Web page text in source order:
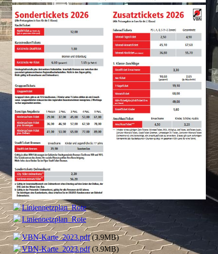
Liniennetzplan_Rotenburg_2023.pdf
Liniennetzplan_Rotenburg_2023.pdf (463.38KB)
VBN-Karte_2023.pdf(3.9MB)
VBN-Karte_2023.pdf(3.9MB)